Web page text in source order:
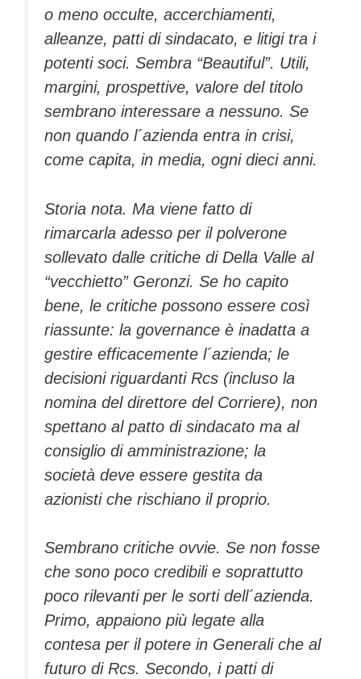
o meno occulte, accerchiamenti,
alleanze, patti di sindacato, e litigi tra i
potenti soci. Sembra “Beautiful”. Utili,
margini, prospettive, valore del titolo
sembrano interessare a nessuno. Se
non quando l´azienda entra in crisi,
come capita, in media, ogni dieci anni.
Storia nota. Ma viene fatto di
rimarcarla adesso per il polverone
sollevato dalle critiche di Della Valle al
“vecchietto” Geronzi. Se ho capito
bene, le critiche possono essere così
riassunte: la governance è inadatta a
gestire efficacemente l´azienda; le
decisioni riguardanti Rcs (incluso la
nomina del direttore del Corriere), non
spettano al patto di sindacato ma al
consiglio di amministrazione; la
società deve essere gestita da
azionisti che rischiano il proprio.
Sembrano critiche ovvie. Se non fosse
che sono poco credibili e soprattutto
poco rilevanti per le sorti dell´azienda.
Primo, appaiono più legate alla
contesa per il potere in Generali che al
futuro di Rcs. Secondo, i patti di